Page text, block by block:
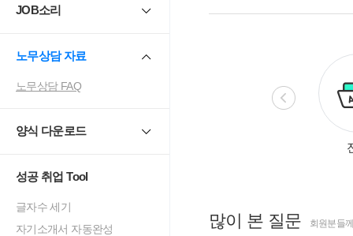
JOB소리
노무상담 자료
노무상담 FAQ
양식 다운로드
성공 취업 Tool
글자수 세기
자기소개서 자동완성
많이 본 질문 회원분들